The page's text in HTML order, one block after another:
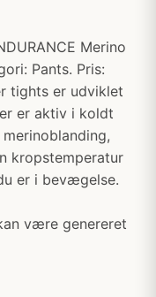
Merino
Pants. Pris:
tights er udviklet
er aktiv i koldt
kropstemperatur
er i bevægelse.
være genereret